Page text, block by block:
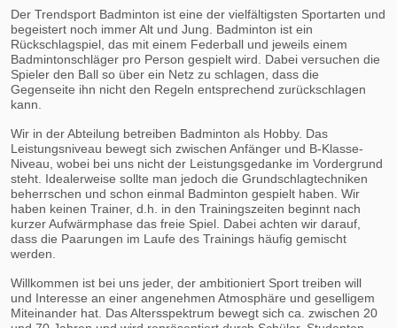
Der Trendsport Badminton ist eine der vielfältigsten Sportarten und
begeistert noch immer Alt und Jung. Badminton ist ein
Rückschlagspiel, das mit einem Federball und jeweils einem
Badmintonschläger pro Person gespielt wird. Dabei versuchen die
Spieler den Ball so über ein Netz zu schlagen, dass die
Gegenseite ihn nicht den Regeln entsprechend zurückschlagen
kann.
Wir in der Abteilung betreiben Badminton als Hobby. Das
Leistungsniveau bewegt sich zwischen Anfänger und B-Klasse-
Niveau, wobei bei uns nicht der Leistungsgedanke im Vordergrund
steht. Idealerweise sollte man jedoch die Grundschlagtechniken
beherrschen und schon einmal Badminton gespielt haben. Wir
haben keinen Trainer, d.h. in den Trainingszeiten beginnt nach
kurzer Aufwärmphase das freie Spiel. Dabei achten wir darauf,
dass die Paarungen im Laufe des Trainings häufig gemischt
werden.
Willkommen ist bei uns jeder, der ambitioniert Sport treiben will
und Interesse an einer angenehmen Atmosphäre und geselligem
Miteinander hat. Das Altersspektrum bewegt sich ca. zwischen 20